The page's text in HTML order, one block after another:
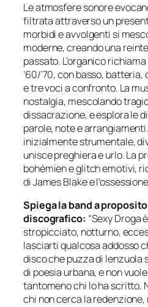
Le atmosfere sonore
filtrata attraverso un
morbidi e avvolgenti si
moderne, creando una
passato. L’organico
’60/’70, con basso,
e tre voci a confronto. La
nostalgia, mescolando
dissacrazione, e esplora le
parole, note e
inizialmente strumentale,
unisce preghiera e urlo. La
bohémien e glitch emotivi,
di James Blake e
Spiega la band a
discografico: “Sexy Droga
stropicciato, notturno,
lasciarti qualcosa addosso
disco che puzza di lenzuola
di poesia urbana, e non
tantomeno chi lo ha scritto.
chi non cerca la redenzione,